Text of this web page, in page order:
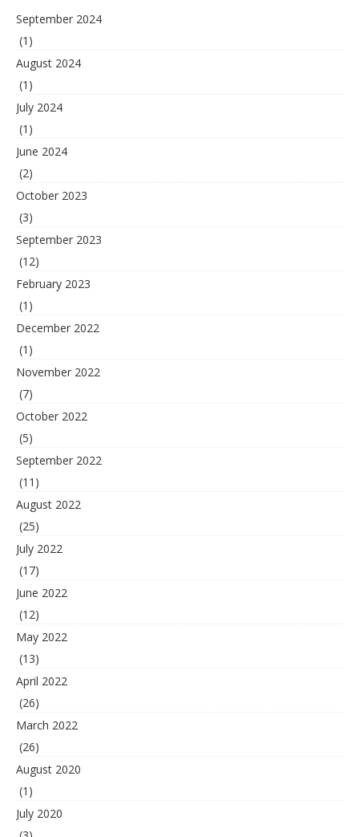
September 2024
(1)
August 2024
(1)
July 2024
(1)
June 2024
(2)
October 2023
(3)
September 2023
(12)
February 2023
(1)
December 2022
(1)
November 2022
(7)
October 2022
(5)
September 2022
(11)
August 2022
(25)
July 2022
(17)
June 2022
(12)
May 2022
(13)
April 2022
(26)
March 2022
(26)
August 2020
(1)
July 2020